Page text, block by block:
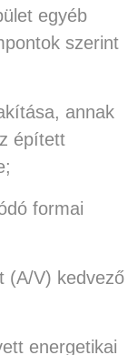
egyéb
szerint
annak
épített
formai
(A/V) kedvező
energetikai